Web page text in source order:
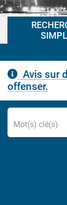
Avis sur
offenser.